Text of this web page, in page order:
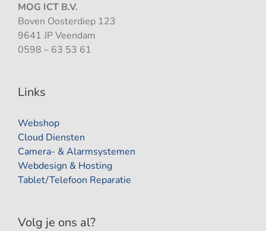
MOG ICT B.V.
Boven Oosterdiep 123
9641 JP Veendam
0598 – 63 53 61
Links
Webshop
Cloud Diensten
Camera- & Alarmsystemen
Webdesign & Hosting
Tablet/Telefoon Reparatie
Volg je ons al?